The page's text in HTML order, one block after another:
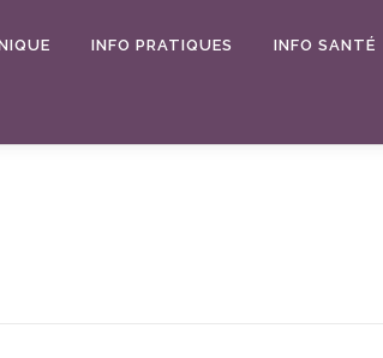
INFO PRATIQUES INFO SANTÉ